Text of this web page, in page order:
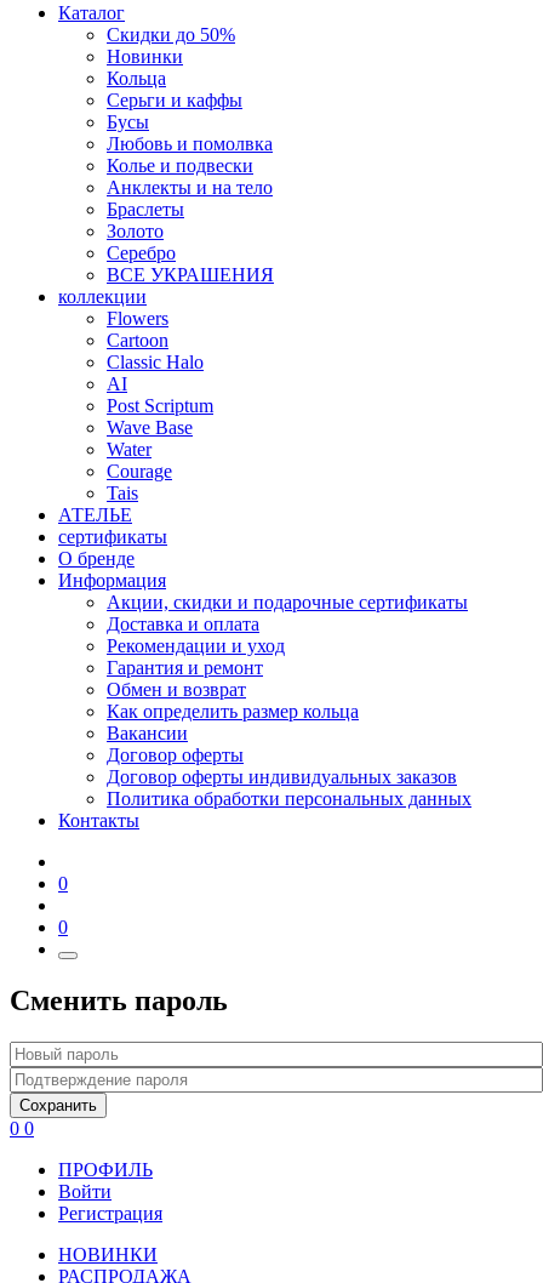
Каталог
Скидки до 50%
Новинки
Кольца
Серьги и каффы
Бусы
Любовь и помолвка
Колье и подвески
Анклекты и на тело
Браслеты
Золото
Серебро
ВСЕ УКРАШЕНИЯ
коллекции
Flowers
Cartoon
Classic Halo
AI
Post Scriptum
Wave Base
Water
Courage
Tais
АТЕЛЬЕ
сертификаты
О бренде
Информация
Акции, скидки и подарочные сертификаты
Доставка и оплата
Рекомендации и уход
Гарантия и ремонт
Обмен и возврат
Как определить размер кольца
Вакансии
Договор оферты
Договор оферты индивидуальных заказов
Политика обработки персональных данных
Контакты
0
0
Сменить пароль
Сохранить
0 0
ПРОФИЛЬ
Войти
Регистрация
НОВИНКИ
РАСПРОДАЖА